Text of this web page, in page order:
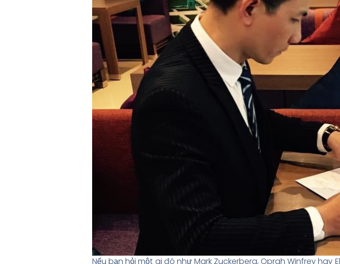
Nếu bạn hỏi một ai đó như Mark Zuckerberg, Oprah Winfrey